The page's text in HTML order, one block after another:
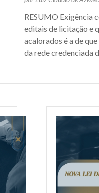
RESUMO Exigência
editais de licitação e
acalorados é a de
da rede credenciada